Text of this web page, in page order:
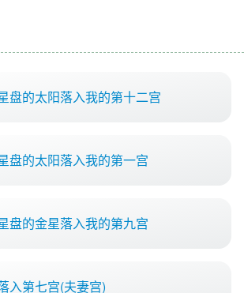
盘的太阳落入我的第十二宫
盘的太阳落入我的第一宫
盘的金星落入我的第九宫
入第七宫(夫妻宫)